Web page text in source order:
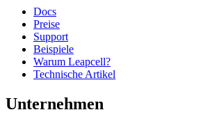
Docs
Preise
Support
Beispiele
Warum Leapcell?
Technische Artikel
Unternehmen